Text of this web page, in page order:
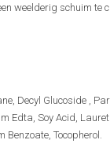
weelderig schuim
Decyl Glucoside ,
Edta, Soy Acid,
Tocopherol.